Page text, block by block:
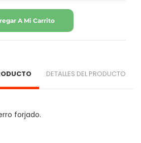
A Mi Carrito
DETALLES DEL PRODUCTO
forjado.